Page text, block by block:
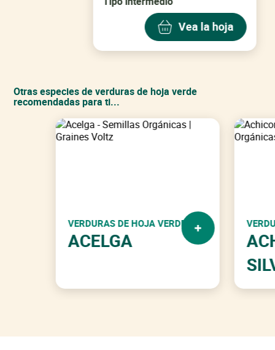
Vea la hoja
Otras especies de verduras de hoja verde
recomendadas para ti...
VERDURAS DE HOJA VERDE
ACELGA